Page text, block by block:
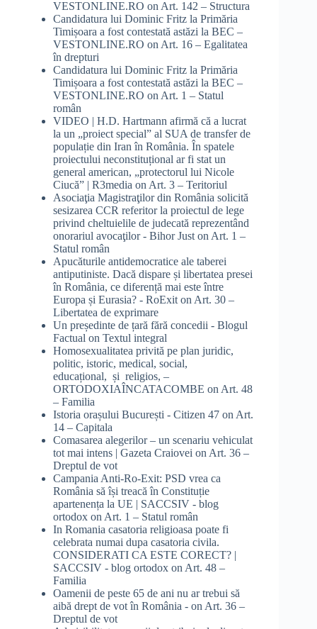
VESTONLINE.RO on Art. 142 – Structura
Candidatura lui Dominic Fritz la Primăria
Timișoara a fost contestată astăzi la BEC –
VESTONLINE.RO on Art. 16 – Egalitatea
în drepturi
Candidatura lui Dominic Fritz la Primăria
Timișoara a fost contestată astăzi la BEC –
VESTONLINE.RO on Art. 1 – Statul
român
VIDEO | H.D. Hartmann afirmă că a lucrat
la un „proiect special” al SUA de transfer de
populație din Iran în România. În spatele
proiectului neconstituțional ar fi stat un
general american, „protectorul lui Nicole
Ciucă” | R3media on Art. 3 – Teritoriul
Asociaţia Magistraţilor din România solicită
sesizarea CCR referitor la proiectul de lege
privind cheltuielile de judecată reprezentând
onorariul avocaţilor - Bihor Just on Art. 1 –
Statul român
Apucăturile antidemocratice ale taberei
antiputiniste. Dacă dispare și libertatea presei
în România, ce diferență mai este între
Europa și Eurasia? - RoExit on Art. 30 –
Libertatea de exprimare
Un președinte de țară fără concedii - Blogul
Factual on Textul integral
Homosexualitatea privită pe plan juridic,
politic, istoric, medical, social,
educațional, și religios, –
ORTODOXIAÎNCATACOMBE on Art. 48
– Familia
Istoria orașului București - Citizen 47 on Art.
14 – Capitala
Comasarea alegerilor – un scenariu vehiculat
tot mai intens | Gazeta Craiovei on Art. 36 –
Dreptul de vot
Campania Anti-Ro-Exit: PSD vrea ca
România să își treacă în Constituție
apartenența la UE | SACCSIV - blog
ortodox on Art. 1 – Statul român
In Romania casatoria religioasa poate fi
celebrata numai dupa casatoria civila.
CONSIDERATI CA ESTE CORECT? |
SACCSIV - blog ortodox on Art. 48 –
Familia
Oamenii de peste 65 de ani nu ar trebui să
aibă drept de vot în România - on Art. 36 –
Dreptul de vot